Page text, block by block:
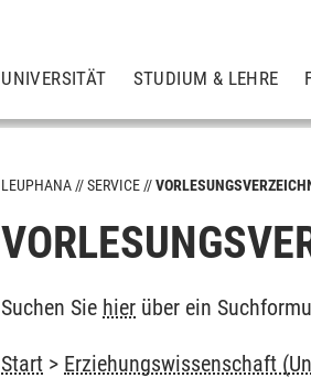
UNIVERSITÄT STUDIUM & LEHRE
LEUPHANA SERVICE
Suchen Sie hier über ein
Start > Erziehungswissenschaft